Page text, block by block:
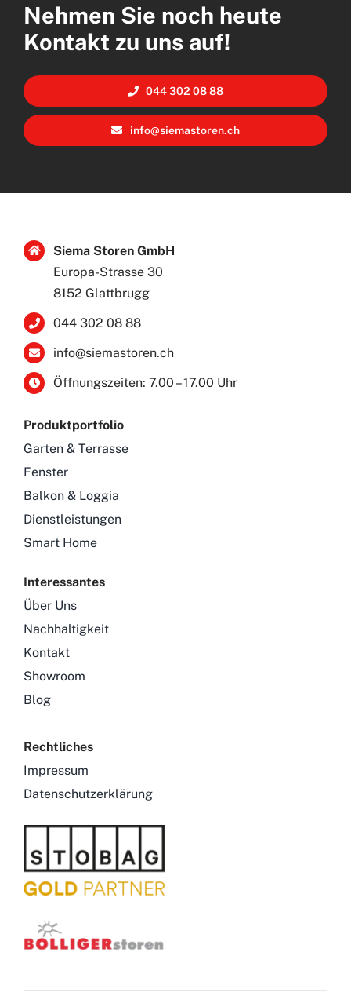
Nehmen Sie noch heute
Kontakt zu uns auf!
044 302 08 88
info@siemastoren.ch
Siema Storen GmbH
Europa-Strasse 30
8152 Glattbrugg
044 302 08 88
info@siemastoren.ch
Öffnungszeiten: 7.00 – 17.00 Uhr
Produktportfolio
Garten & Terrasse
Fenster
Balkon & Loggia
Dienstleistungen
Smart Home
Interessantes
Über Uns
Nachhaltigkeit
Kontakt
Showroom
Blog
Rechtliches
Impressum
Datenschutzerklärung